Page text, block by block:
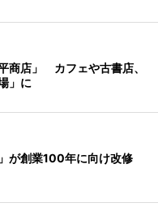
商店」 カフェや古書店、
」に
が創業100年に向け改修